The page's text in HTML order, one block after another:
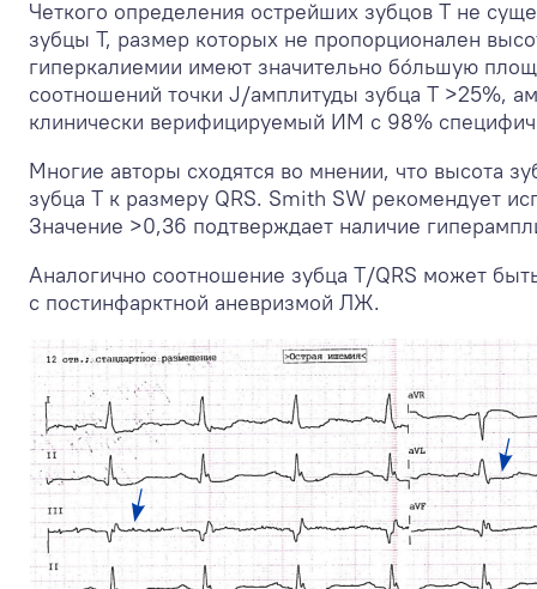
Четкого определения острейших зубцов T не
зубцы Т, размер которых не пропорционален
гиперкалиемии имеют значительно бóльшую
соотношений точки J/амплитуды зубца T >25%,
клинически верифицируемый ИМ с 98%
Многие авторы сходятся во мнении, что высота
зубца Т к размеру QRS. Smith SW рекомендует
Значение >0,36 подтверждает наличие
Аналогично соотношение зубца Т/QRS может
с постинфарктной аневризмой ЛЖ.